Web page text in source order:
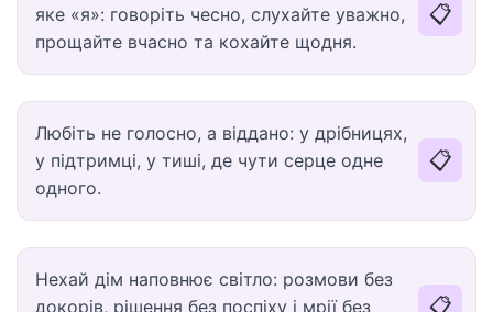
яке «я»: говоріть чесно, слухайте уважно,
прощайте вчасно та кохайте щодня.
📋
Любіть не голосно, а віддано: у дрібницях,
у підтримці, у тиші, де чути серце одне
одного.
📋
Нехай дім наповнює світло: розмови без
докорів, рішення без поспіху і мрії без
📋